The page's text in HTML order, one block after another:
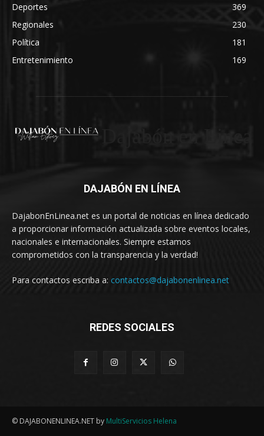
Deportes
369
Regionales
230
Política
181
Entretenimiento
169
DAJABÓN EN LÍNEA
DajabonEnLinea.net es un portal de noticias en línea dedicado
a proporcionar información actualizada sobre eventos locales,
nacionales e internacionales. Siempre estamos
comprometidos con la transparencia y la verdad!
Para contactos escriba a: contactos@dajabonenlinea.net
REDES SOCIALES
© DAJABONENLINEA.NET by MultiServicios Helena